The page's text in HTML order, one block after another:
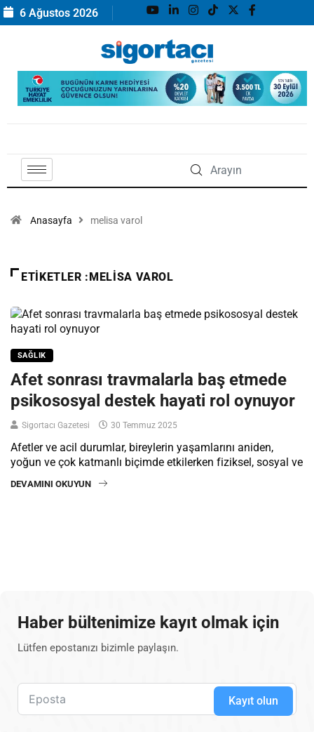
6 Ağustos 2026
Anasayfa melisa varol
ETIKETLER :MELISA VAROL
SAĞLIK
Afet sonrası travmalarla baş etmede
psikososyal destek hayati rol oynuyor
Sigortacı Gazetesi 30 Temmuz 2025
Afetler ve acil durumlar, bireylerin yaşamlarını aniden,
yoğun ve çok katmanlı biçimde etkilerken fiziksel, sosyal ve
DEVAMINI OKUYUN
Haber bültenimize kayıt olmak için
Lütfen epostanızı bizimle paylaşın.
Kayıt olun